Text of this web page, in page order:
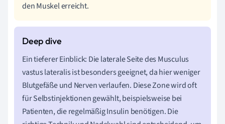
den Muskel erreicht.
Ein tieferer Einblick: Die laterale Seite des Musculus
vastus lateralis ist besonders geeignet, da hier weniger
Blutgefäße und Nerven verlaufen. Diese Zone wird oft
für Selbstinjektionen gewählt, beispielsweise bei
Patienten, die regelmäßig Insulin benötigen. Die